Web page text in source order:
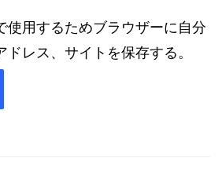
使用するためブラウザーに自分
レス、サイトを保存する。